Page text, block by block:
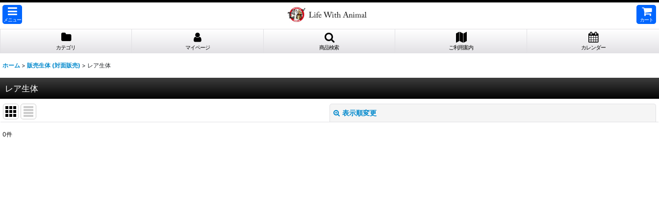
メニュー カート
カテゴリ マイページ 商品検索 ご利用案内 カレンダー
ホーム > 販売生体 (対面販売) > レア生体
レア生体
表示順変更
0件